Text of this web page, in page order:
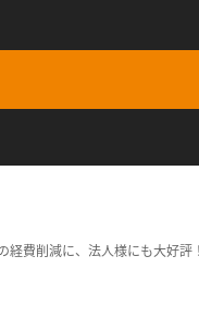
費削減に、法人様にも大好評